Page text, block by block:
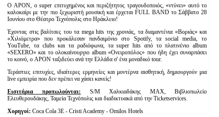
Ο APON, ο super επιτυχημένος και περιζήτητος τραγουδοποιός, «ντύνει» αυτό το
καλοκαίρι με την πιο ξεχωριστή μουσική και έρχεται FULL BAND το Σάββατο 28
Ιουνίου στο Θέατρο Τεχνόπoλις στο Ηράκλειο!
Έχοντας στις βαλίτσες του τα mega hits της χρονιάς, τα διαμαντένια «Βοριάς» και
«Χιλιόμετρα» που προκάλεσαν πανδαιμόνιο στο Spotify, τα social media, το
YouTube, τα clubs και τα ραδιόφωνα, τα super hits από το πλατινένιο album
«SEXERO» και το ολοκαίνουργιο album «Ονειροπόλος» που ήδη έχει συναρπάσει
το κοινό, ο APON ταξιδεύει ανά την Ελλάδα σ' ένα μοναδικό tour.
Τεράστιες επιτυχίες, ιδιαίτερες ερμηνείες και μοντέρνα αισθητική, δημιουργούν μια
live εμπειρία που δεν πρέπει να χάσει κανείς!
Εισιτήρια προπωλούνται:
S/M Χαλκιαδάκης MAX, Βιβλιοπωλείο
Ελευθερουδάκης, Ταμεία Τεχνόπολις και διαδικτυακά από την Ticketservices.
Χορηγοί: Coca Cola 3E - Cristi Academy - Omilos Hotels